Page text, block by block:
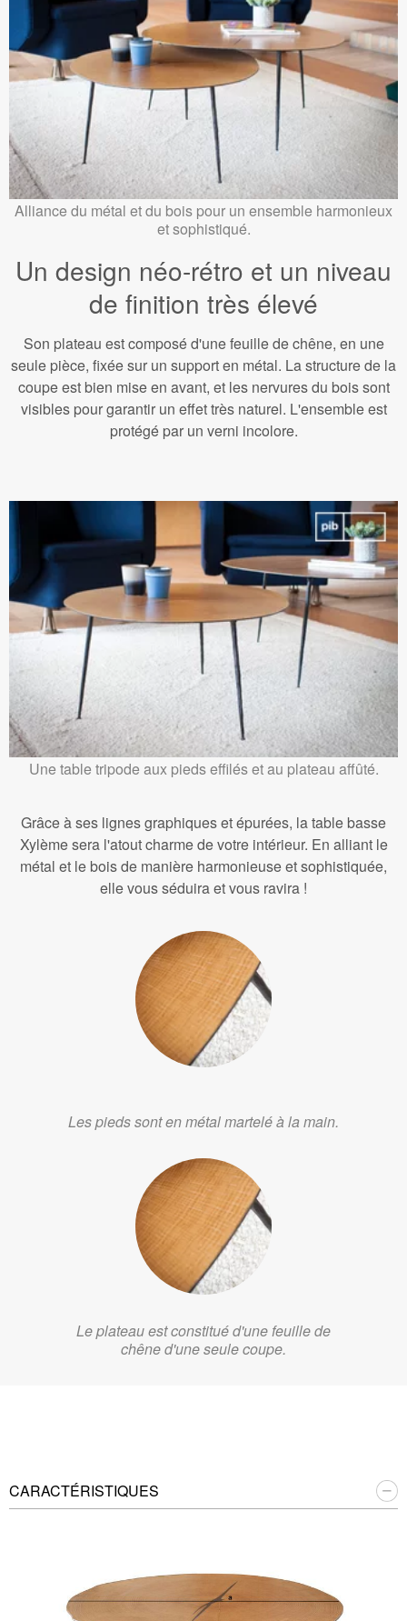
Alliance du métal et du bois pour un ensemble harmonieux
et sophistiqué.
Un design néo-rétro et un niveau
de finition très élevé
Son plateau est composé d'une feuille de chêne, en une
seule pièce, fixée sur un support en métal. La structure de la
coupe est bien mise en avant, et les nervures du bois sont
visibles pour garantir un effet très naturel. L'ensemble est
protégé par un verni incolore.
Une table tripode aux pieds effilés et au plateau affûté.
Grâce à ses lignes graphiques et épurées, la table basse
Xylème sera l'atout charme de votre intérieur. En alliant le
métal et le bois de manière harmonieuse et sophistiquée,
elle vous séduira et vous ravira !
Les pieds sont en métal martelé à la main.
Le plateau est constitué d'une feuille de
chêne d'une seule coupe.
CARACTÉRISTIQUES